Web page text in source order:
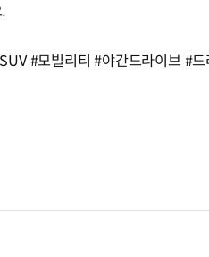
#모빌리티 #야간드라이브 #드